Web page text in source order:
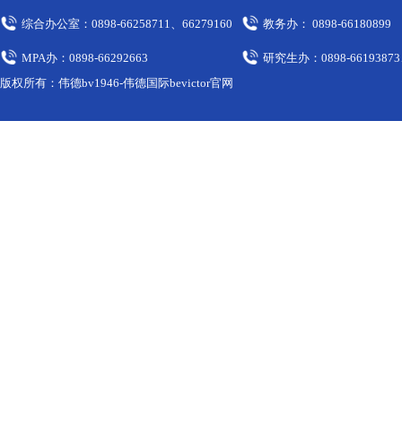
综合办公室：0898-66258711、66279160
MPA办：0898-66292663
教务办： 0898-66180899
研究生办：0898-
版权所有：伟德bv1946-伟德国际bevictor官网